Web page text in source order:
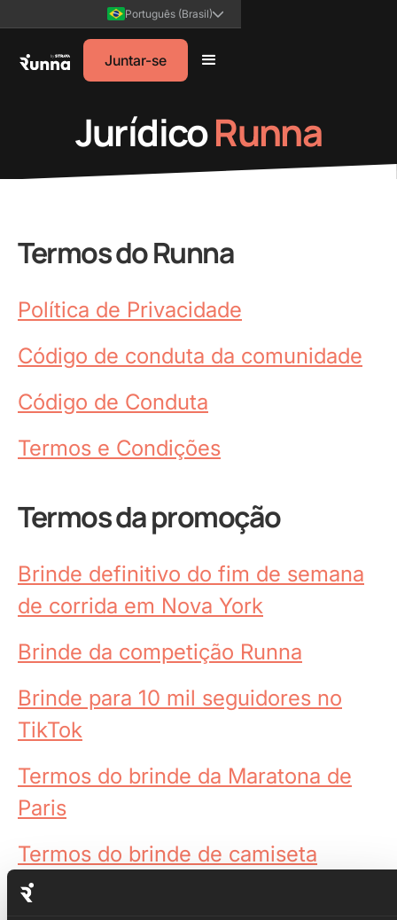
Português (Brasil)
Juntar-se
JurídicoRunna
Termos do Runna
Política de Privacidade
Código de conduta da comunidade
Código de Conduta
Termos e Condições
Termos da promoção
Brinde definitivo do fim de semana
de corrida em Nova York
Brinde da competição Runna
Brinde para 10 mil seguidores no
TikTok
Termos do brinde da Maratona de
Paris
Termos do brinde de camiseta
Brinde de Honolulu